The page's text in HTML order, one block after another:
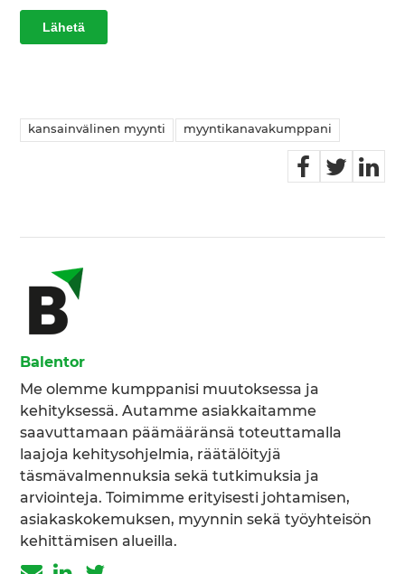
kansainvälinen myynti myyntikanavakumppani
Balentor
Me olemme kumppanisi muutoksessa ja
kehityksessä. Autamme asiakkaitamme
saavuttamaan päämääränsä toteuttamalla
laajoja kehitysohjelmia, räätälöityjä
täsmävalmennuksia sekä tutkimuksia ja
arviointeja. Toimimme erityisesti johtamisen,
asiakaskokemuksen, myynnin sekä työyhteisön
kehittämisen alueilla.